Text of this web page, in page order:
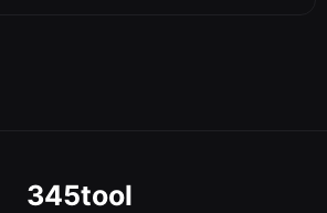
345tool